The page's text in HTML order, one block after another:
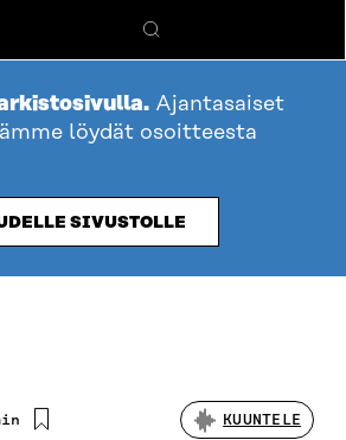
Hae
Ajantasaiset
löydät osoitteesta
SIVUSTOLLE
KUUNTELE